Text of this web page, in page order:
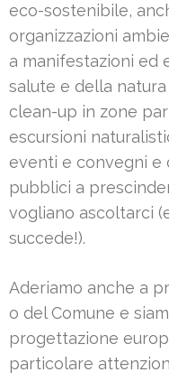
eco-sostenibile,
organizzazioni
a manifestazioni ed
salute e della natura
clean-up in zone
escursioni
eventi e convegni e
pubblici a
vogliano ascoltarci
succede!).
Aderiamo anche a
o del Comune e
progettazione
particolare